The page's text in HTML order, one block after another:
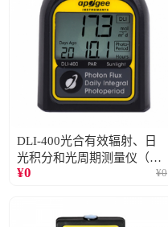
DLI-400光合有效辐射、日
光积分和光周期测量仪（仅
阳光）
¥0 ¥0